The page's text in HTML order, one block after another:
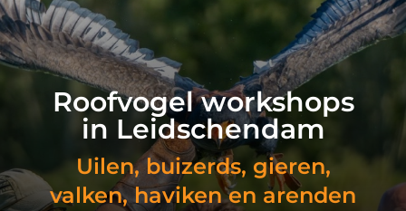
Roofvogel workshops
in Leidschendam
Uilen, buizerds, gieren,
valken, haviken en arenden